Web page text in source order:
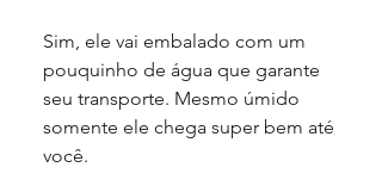
Sim, ele vai embalado com um
pouquinho de água que garante
seu transporte. Mesmo úmido
somente ele chega super bem até
você.